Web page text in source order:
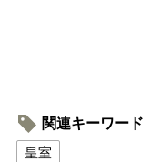
関連キーワード
皇室